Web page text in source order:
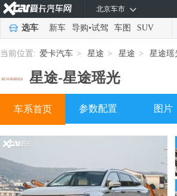
北京车市
选车 新车 导购•试驾 车图 SUV
当前位置: 爱卡汽车 > 星途 > 星途 > 星途瑶
星途-星途瑶光
车系首页 参数配置 图片